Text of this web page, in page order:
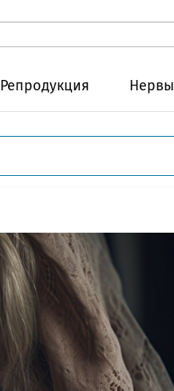
Репродукция Нервы